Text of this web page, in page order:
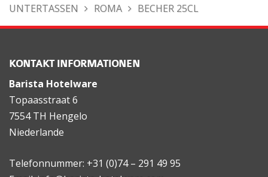
UNTERTASSEN
ROMA BECHER 25CL
KONTAKT INFORMATIONEN
Barista Hotelware
Topaasstraat 6
7554 TH Hengelo
Niederlande
Telefonnummer: +31 (0)74 – 291 49 95